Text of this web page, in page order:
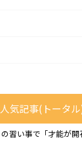
人気記事(トータ
の習い事で「才能が